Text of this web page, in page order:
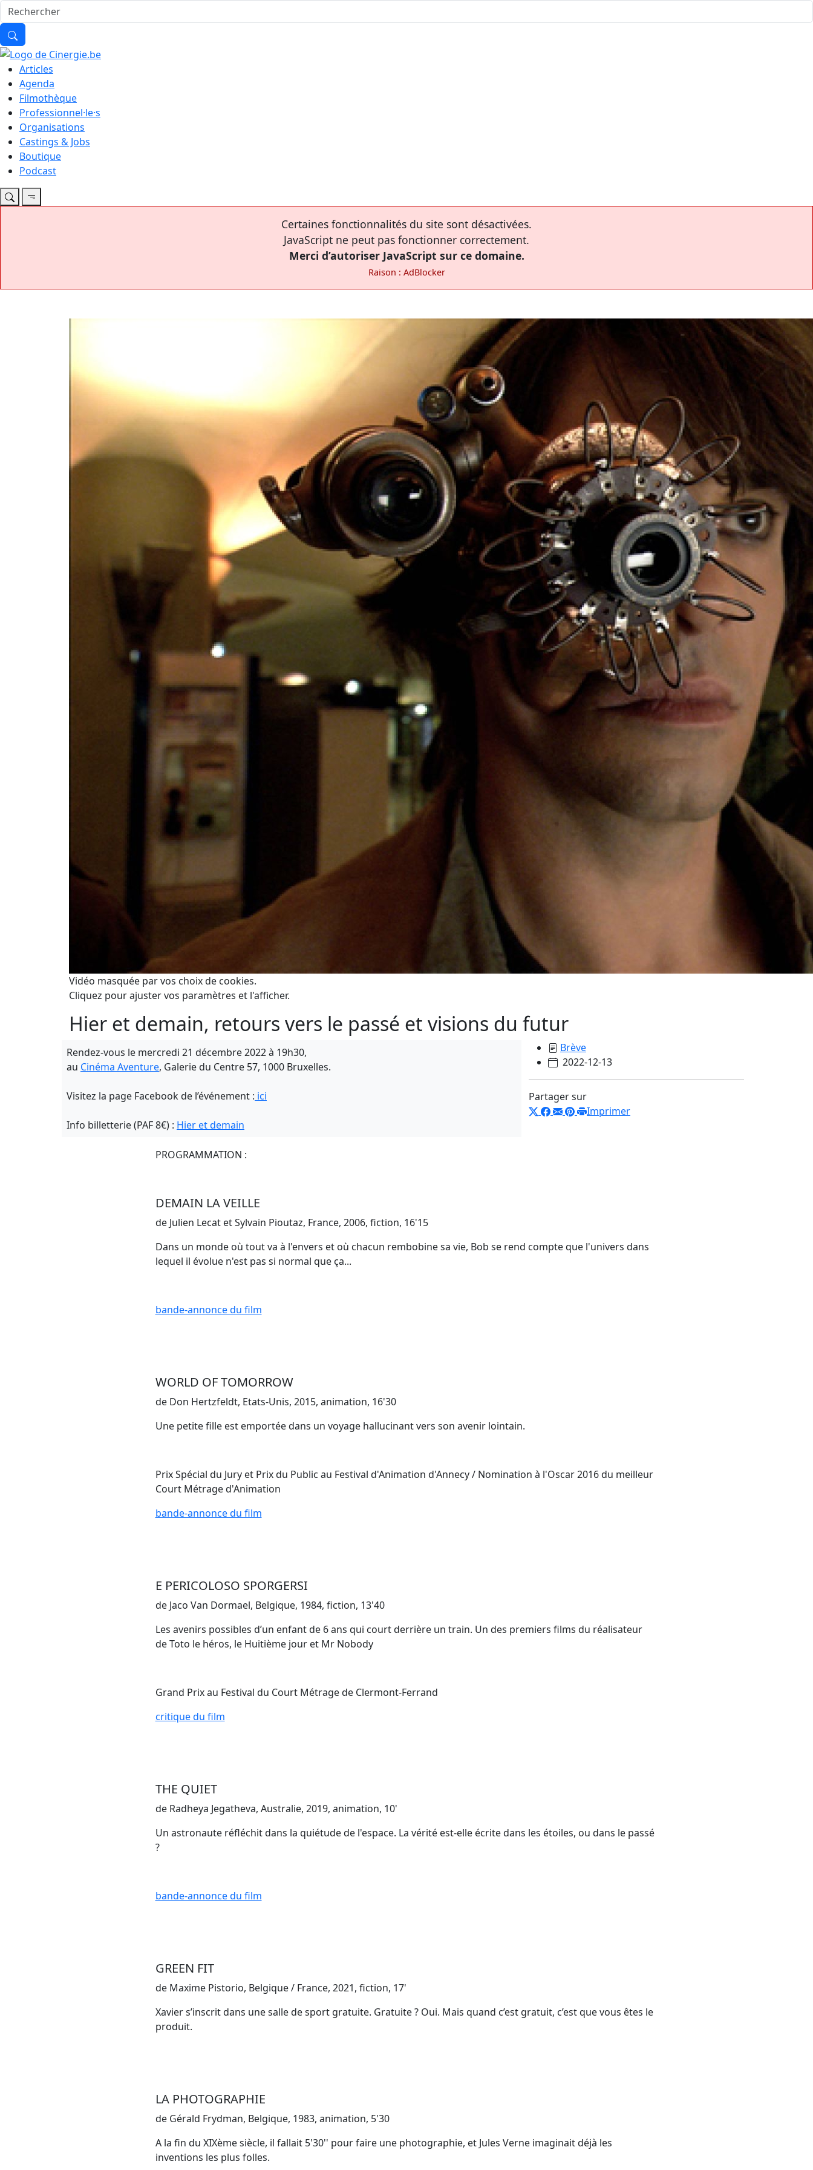
Articles
Agenda
Filmothèque
Professionnel·le·s
Organisations
Castings & Jobs
Boutique
Podcast
Certaines fonctionnalités du site sont désactivées.
JavaScript ne peut pas fonctionner correctement.
Merci d’autoriser JavaScript sur ce domaine.
Raison : AdBlocker
Vidéo masquée par vos choix de cookies.
Cliquez pour ajuster vos paramètres et l'afficher.
Hier et demain, retours vers le passé et visions du futur
Rendez-vous le mercredi 21 décembre 2022 à 19h30,
au Cinéma Aventure, Galerie du Centre 57, 1000 Bruxelles.
Visitez la page Facebook de l’événement : ici
Info billetterie (PAF 8€) : Hier et demain
Brève
2022-12-13
Partager sur
Imprimer
PROGRAMMATION :
DEMAIN LA VEILLE
de Julien Lecat et Sylvain Pioutaz, France, 2006, fiction, 16'15
Dans un monde où tout va à l'envers et où chacun rembobine sa vie, Bob se rend compte que l'univers dans
lequel il évolue n'est pas si normal que ça...
bande-annonce du film
WORLD OF TOMORROW
de Don Hertzfeldt, Etats-Unis, 2015, animation, 16'30
Une petite fille est emportée dans un voyage hallucinant vers son avenir lointain.
Prix Spécial du Jury et Prix du Public au Festival d'Animation d'Annecy / Nomination à l'Oscar 2016 du meilleur
Court Métrage d'Animation
bande-annonce du film
E PERICOLOSO SPORGERSI
de Jaco Van Dormael, Belgique, 1984, fiction, 13'40
Les avenirs possibles d’un enfant de 6 ans qui court derrière un train. Un des premiers films du réalisateur
de Toto le héros, le Huitième jour et Mr Nobody
Grand Prix au Festival du Court Métrage de Clermont-Ferrand
critique du film
THE QUIET
de Radheya Jegatheva, Australie, 2019, animation, 10'
Un astronaute réfléchit dans la quiétude de l'espace. La vérité est-elle écrite dans les étoiles, ou dans le passé
?
bande-annonce du film
GREEN FIT
de Maxime Pistorio, Belgique / France, 2021, fiction, 17'
Xavier s’inscrit dans une salle de sport gratuite. Gratuite ? Oui. Mais quand c’est gratuit, c’est que vous êtes le
produit.
LA PHOTOGRAPHIE
de Gérald Frydman, Belgique, 1983, animation, 5'30
A la fin du XIXème siècle, il fallait 5'30'' pour faire une photographie, et Jules Verne imaginait déjà les
inventions les plus folles.